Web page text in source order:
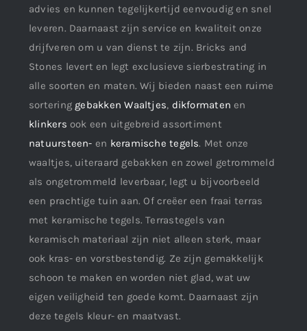
advies en kunnen tegelijkertijd eenvoudig en snel
leveren. Daarnaast zijn service en kwaliteit onze
drijfveren om u van dienst te zijn. Bricks and
Stones levert en legt exclusieve sierbestrating in
alle soorten en maten. Wij bieden naast een ruime
sortering gebakken Waaltjes, dikformaten en
klinkers ook een uitgebreid assortiment
natuursteen- en keramische tegels. Met onze
waaltjes, uiteraard gebakken en zowel getrommeld
als ongetrommeld leverbaar, legt u bijvoorbeeld
een prachtige tuin aan. Of creëer een fraai terras
met keramische tegels. Terrastegels van
keramisch materiaal zijn niet alleen sterk, maar
ook kras- en vorstbestendig. Ze zijn gemakkelijk
schoon te maken en worden niet glad, wat uw
eigen veiligheid ten goede komt. Daarnaast zijn
deze tegels kleur- en maatvast.